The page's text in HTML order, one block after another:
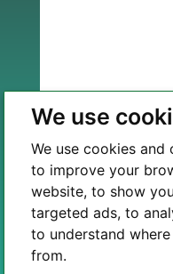
We use
We use cookies
to improve your
website, to show
targeted ads, to
to understand
from.
Швидка примітка:
електронного листа
Щоб гарантовано
рекомендуємо
НЕПОЖЕЛАНА
повідомлення у